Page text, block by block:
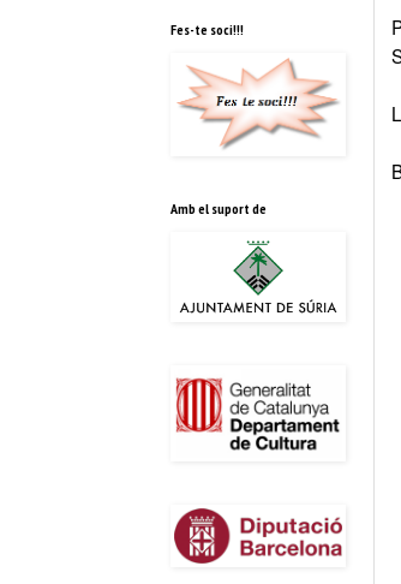
Fes-te soci!!!
Amb el suport de